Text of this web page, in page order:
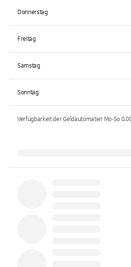
Donnerstag
Freitag
Samstag
Sonntag
Verfügbarkeit der Geldautomaten Mo-So